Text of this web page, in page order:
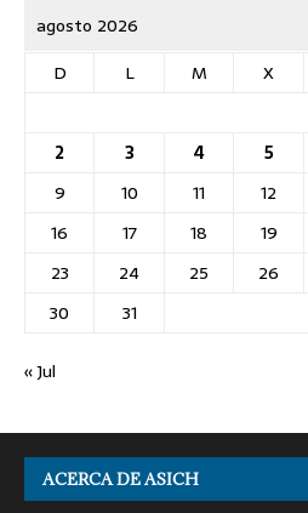
agosto 2026
D
L M X
2
3 4 5
9
10 11 12
16
17 18 19
23
24 25 26
30
31
« Jul
ACERCA DE ASICH